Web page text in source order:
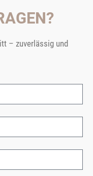
– zuverlässig und